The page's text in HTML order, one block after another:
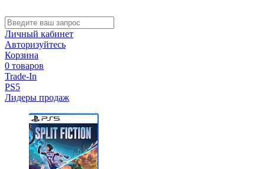
Личный кабинет
Авторизуйтесь
Корзина
0 товаров
Trade-In
PS5
Лидеры продаж